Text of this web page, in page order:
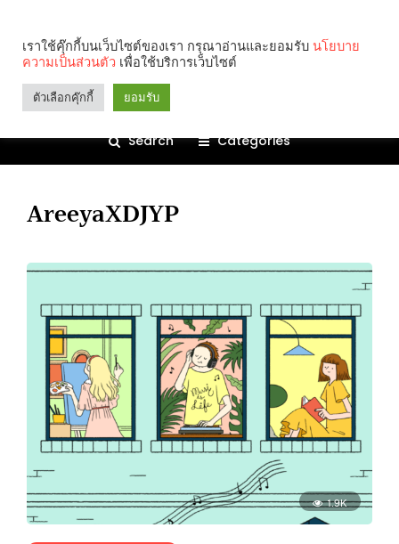
Search Categories
AreeyaXDJYP
1.9K
เราใช้คุ๊กกี้บนเว็บไซต์ของเรา กรุณาอ่านและยอมรับ นโยบาย
ความเป็นส่วนตัว เพื่อใช้บริการเว็บไซต์
ตัวเลือกคุ๊กกี้ ยอมรับ